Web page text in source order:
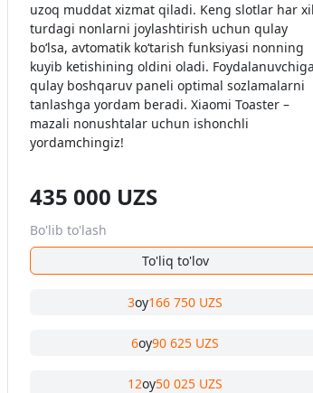
uzoq muddat xizmat qiladi. Keng slotlar har xil
turdagi nonlarni joylashtirish uchun qulay
bo‘lsa, avtomatik ko‘tarish funksiyasi nonning
kuyib ketishining oldini oladi. Foydalanuvchiga
qulay boshqaruv paneli optimal sozlamalarni
tanlashga yordam beradi. Xiaomi Toaster –
mazali nonushtalar uchun ishonchli
yordamchingiz!
435 000 UZS
Bo'lib to'lash
To'liq to'lov
3oy166 750 UZS
6oy90 625 UZS
12oy50 025 UZS